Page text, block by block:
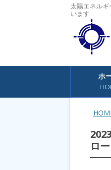
太陽エネル
います
コンテンツ
ホ
ロ